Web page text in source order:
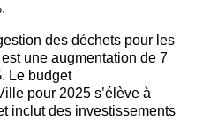
des déchets pour les
une augmentation de 7
Le budget
pour 2025 s’élève à
inclut des investissements